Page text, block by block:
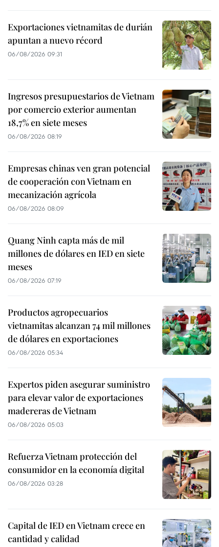
Exportaciones vietnamitas de durián
apuntan a nuevo récord
06/08/2026 09:31
Ingresos presupuestarios de Vietnam
por comercio exterior aumentan
18,7% en siete meses
06/08/2026 08:19
Empresas chinas ven gran potencial
de cooperación con Vietnam en
mecanización agrícola
06/08/2026 08:09
Quang Ninh capta más de mil
millones de dólares en IED en siete
meses
06/08/2026 07:19
Productos agropecuarios
vietnamitas alcanzan 74 mil millones
de dólares en exportaciones
06/08/2026 05:34
Expertos piden asegurar suministro
para elevar valor de exportaciones
madereras de Vietnam
06/08/2026 05:03
Refuerza Vietnam protección del
consumidor en la economía digital
06/08/2026 03:28
Capital de IED en Vietnam crece en
cantidad y calidad